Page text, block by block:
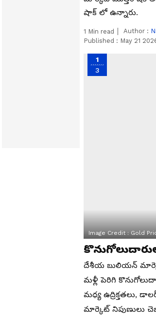
షాక్ లో ఉన్నారు.
1 Min read Author :
Published : May 21
1
3
Image Credit : Gold
దేశీయ బులియన్
మళ్లీ పెరిగి
మధ్య ఉద్రిక్తతలు,
మార్కెట్ నిపుణులు